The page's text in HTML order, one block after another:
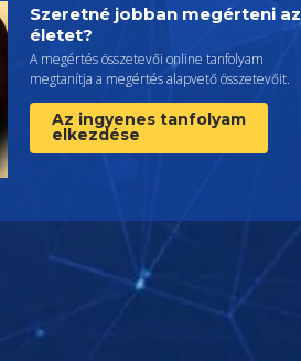
Szeretné jobban megérteni az
életet?
A megértés összetevői online tanfolyam
megtanítja a megértés alapvető összetevőit.
Az ingyenes tanfolyam
elkezdése